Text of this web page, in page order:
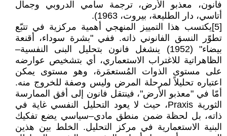
فانون، معذبو الأرض، ترجمة سامي الدروبي وجمال
أتاسي، دار الطليعة، بيروت، 1963).
[5]يكتسب هذا التمييز المنهجي أهمية مركزية في تتبّع
تطوّر النسق الفانوني ذاته. ففي "بشرة سوداء، أقنعة
بيضاء" (1952) ينشغل فانون بتحليل البنى النفسية–
الظاهراتية للاغتراب الاستعماري، أي بتشخيص عوارضه
على مستوى الذوات المُستعمَرة، وهو مستوى يمكن
اعتباره تحليلاً لمرحلة المرض وليس وصفة للخروج منه.
أمّا في "معذبو الأرض"، فينتقل فانون إلى أفق الممارسة
الثورية Praxis، حيث لا يعود التحليل النفسي غاية في
ذاته، بل لحظة ضمن منطق مادي–سياسي يضع تفكيك
البنية الاستعمارية في مركز التحليل. الخلط بين هذين